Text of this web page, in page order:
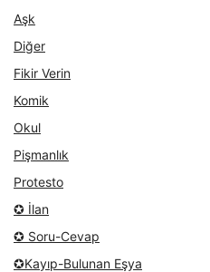
Aşk
Diğer
Fikir Verin
Komik
Okul
Pişmanlık
Protesto
✪ İlan
✪ Soru-Cevap
✪Kayıp-Bulunan Eşya